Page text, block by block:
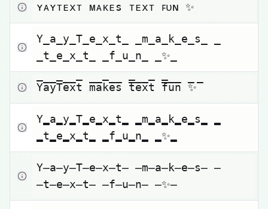
ʏᴀʏᴛᴇxᴛ ᴍᴀᴋᴇs ᴛᴇxᴛ ꜰᴜɴ ✨
Y̲a̲y̲T̲e̲x̲t̲ ̲m̲a̲k̲e̲s̲
̲t̲e̲x̲t̲ ̲f̲u̲n̲ ̲✨̲
Y̅a̅y̅T̅e̅x̅t̅ ̅m̅a̅k̅e̅s̅ ̅t̅e̅x̅t̅ ̅f̅u̅n̅ ̅✨̅Zum Kopieren klicken
Y̳a̳y̳T̳e̳x̳t̳ ̳m̳a̳k̳e̳s̳
̳t̳e̳x̳t̳ ̳f̳u̳n̳ ̳✨̳
Y̶a̶y̶T̶e̶x̶t̶ ̶m̶a̶k̶e̶s̶
̶t̶e̶x̶t̶ ̶f̶u̶n̶ ̶✨̶